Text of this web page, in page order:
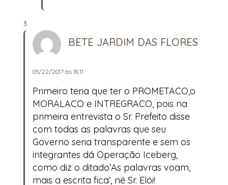
BETE JARDIM DAS FLORES
05/22/2017 às 16:11
Primeiro teria que ter o PROMETACO,o
MORALACO e INTREGRACO, pois na
primeira entrevista o Sr. Prefeito disse
com todas as palavras que seu
Governo seria transparente e sem os
integrantes dá Operação Iceberg,
como diz o ditado’As palavras voam,
mais a escrita fica’, né Sr. Elói!